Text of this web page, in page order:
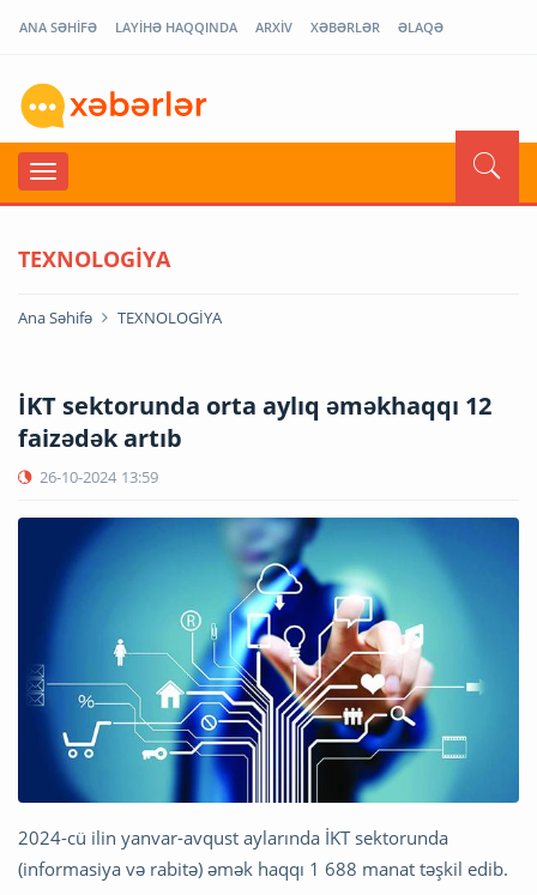
ANA SƏHİFƏ LAYİHƏ HAQQINDA ARXİV XƏBƏRLƏR ƏLAQƏ
TEXNOLOGİYA
Ana Səhifə TEXNOLOGİYA
İKT sektorunda orta aylıq əməkhaqqı 12
faizədək artıb
26-10-2024 13:59
2024-cü ilin yanvar-avqust aylarında İKT sektorunda
(informasiya və rabitə) əmək haqqı 1 688 manat təşkil edib.